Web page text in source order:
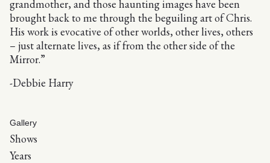
grandmother, and those haunting images have been
brought back to me through the beguiling art of Chris.
His work is evocative of other worlds, other lives, others
– just alternate lives, as if from the other side of the
Mirror.”
-Debbie Harry
Gallery
Shows
Years